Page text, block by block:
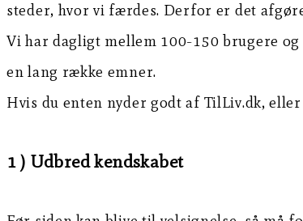
steder, hvor vi færdes. Derfor er det
Vi har dagligt mellem 100-150 brugere
en lang række emner.
Hvis du enten nyder godt af TilLiv.dk,
1 ) Udbred kendskabet